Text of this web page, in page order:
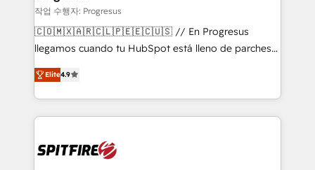
managers, entrepreneurs, and seasoned
professionals from companies with over forty years
of market presence. Our Pillars: • RevOps
Training • Marketing, Sales and Customer Service
Automation • System Integration • Web-design on
작업 수행자: Progresus
🇨🇴🇲🇽🇦🇷🇨🇱🇵🇪🇪🇨🇺🇸 // En Progresus
llegamos cuando tu HubSpot está lleno de parches
(dashboards que nadie mira, funnels sin dueño,
equipos en Excel) o antes de que eso te pase si
estás arrancando desde cero. Más de 600
implementaciones, integraciones a la medida y
diseñar procesos claros, datos limpios y
Elite4.9